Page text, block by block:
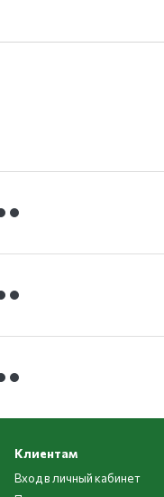
Клиентам
Вход в личный кабинет